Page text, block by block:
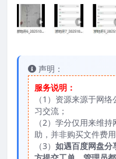
声明：
服务说明：
（1）资源来源于网
习交流；
（2）学分仅用来维
助，并非购买文件费
（3） 如遇百度网盘分